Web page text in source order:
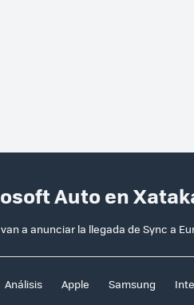
Auto en
a anunciar la llegada de Sync a
Análisis Apple Samsung